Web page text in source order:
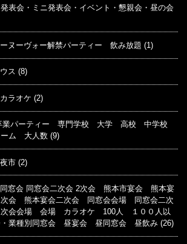
表会・ミニ発表会・イベント・懇親会・昼の会
ヌーヴォー解禁パーティー 飲み放題 (1)
ス (8)
ラオケ (2)
業パーティー 専門学校 大学 高校 中学校
ム 大人数 (9)
市 (2)
窓会 同窓会二次会 2次会 熊本市宴会 熊本宴
会 熊本宴会二次会 同窓会会場 同窓会二次
会会場 会場 カラオケ 100人 １００人以
・業種別同窓会 昼宴会 昼同窓会 昼飲み (26)